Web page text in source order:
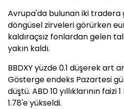
Avrupa'da bulunan iki tradera
döngüsel zirveleri görürken
kaldıraçsız fonlardan gelen
yakın kaldı.
BBDXY yüzde 0.1 düşerek art
Gösterge endeks Pazartesi
düştü. ABD 10 yıllıklarının
1.78'e yükseldi.